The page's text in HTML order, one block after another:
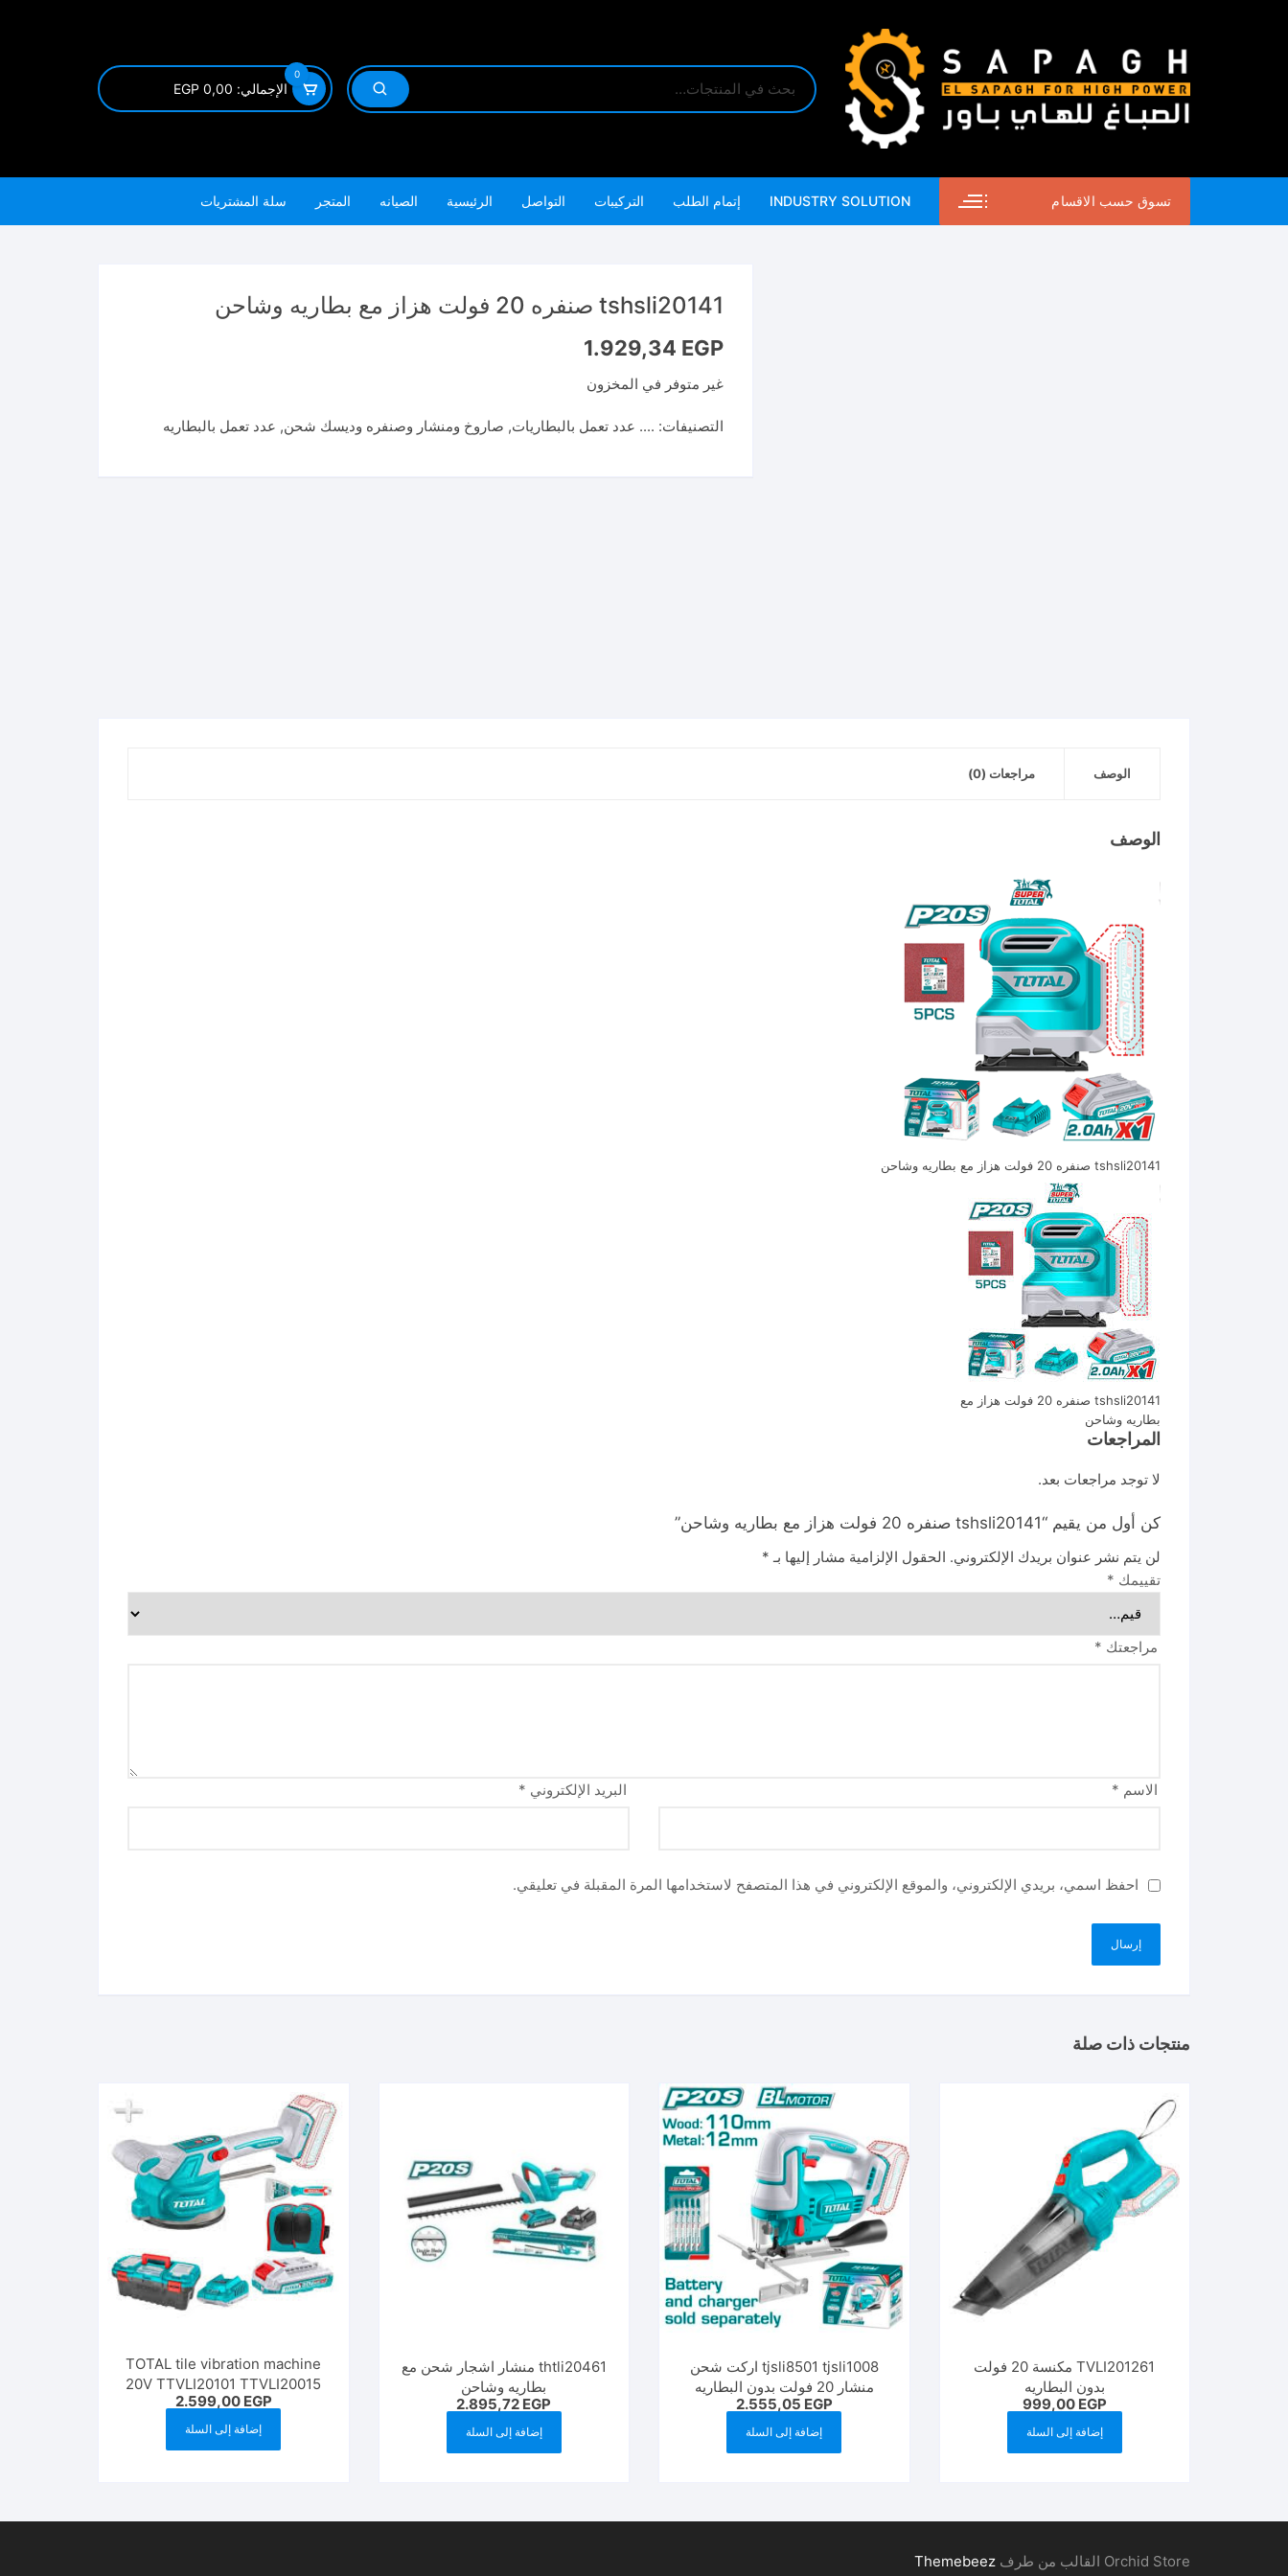
0
الإجمالي: 0,00
EGP
تسوق حسب الاقسام INDUSTRY SOLUTION إتمام الطلب التركيبات التواصل الرئيسية الصيانه المتجر سلة المشتريات
tshsli20141 صنفره 20 فولت هزاز مع بطاريه وشاحن
1.929,34 EGP
غير متوفر في المخزون
التصنيفات: .... عدد تعمل بالبطاريات, صاروخ ومنشار وصنفره وديسك شحن, عدد تعمل بالبطاريه
الوصف مراجعات (0)
الوصف
tshsli20141 صنفره 20 فولت هزاز مع بطاريه وشاحن
tshsli20141 صنفره 20 فولت هزاز مع
بطاريه وشاحن
المراجعات
لا توجد مراجعات بعد.
كن أول من يقيم “tshsli20141 صنفره 20 فولت هزاز مع بطاريه وشاحن”
لن يتم نشر عنوان بريدك الإلكتروني. الحقول الإلزامية مشار إليها بـ *
تقييمك *
مراجعتك *
الاسم * البريد الإلكتروني *
احفظ اسمي، بريدي الإلكتروني، والموقع الإلكتروني في هذا المتصفح لاستخدامها المرة المقبلة في تعليقي.
منتجات ذات صلة
TVLI201261 مكنسة 20 فولت
بدون البطاريه
999,00 EGP
إضافة إلى السلة
tjsli8501 tjsli1008 اركت شحن
منشار 20 فولت بدون البطاريه
2.555,05 EGP
إضافة إلى السلة
thtli20461 منشار اشجار شحن مع
بطاريه وشاحن
2.895,72 EGP
إضافة إلى السلة
TOTAL tile vibration machine
20V TTVLI20101 TTVLI20015
هزاز سيراميك
2.599,00 EGP
إضافة إلى السلة
Orchid Store القالب من طرف Themebeez